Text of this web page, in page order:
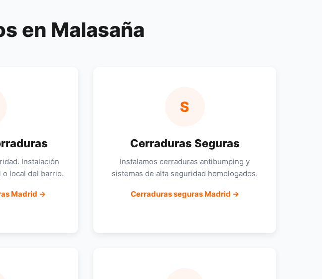
en Malasaña
Instalación
local del barrio.
Madrid →
S
Cerraduras Seguras
Instalamos cerraduras antibumping y
sistemas de alta seguridad homologados.
Cerraduras seguras Madrid →